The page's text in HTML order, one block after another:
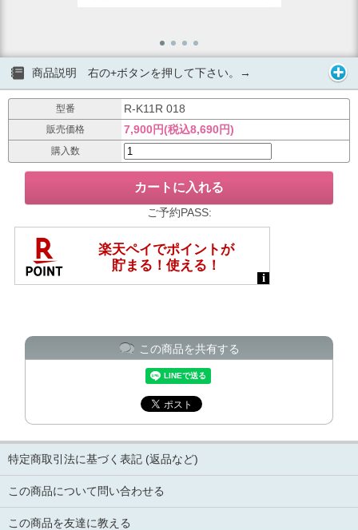
商品説明 右の+ボタンを押して下さい。→
型番 R-K11R 018
販売価格 7,900円(税込8,690円)
購入数
ご予約PASS:
この商品を共有する
特定商取引法に基づく表記 (返品など)
この商品について問い合わせる
この商品を友達に教える